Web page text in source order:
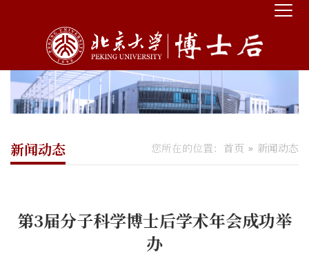
您所在的位置： 首页 新闻动态
新闻动态
第3届分子科学博士后学术年会成功举
办